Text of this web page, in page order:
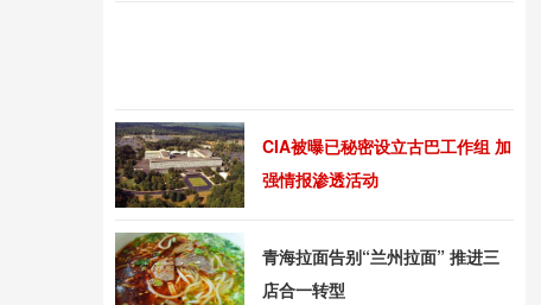
CIA被曝已秘密设立古巴工作组 加
强情报渗透活动
青海拉面告别“兰州拉面” 推进三
店合一转型